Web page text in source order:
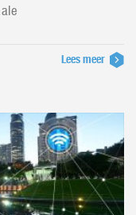
Lees meer